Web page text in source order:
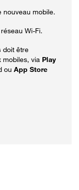
nouveau mobile.
Wi-Fi.
doit être
mobiles, via Play
ou App Store